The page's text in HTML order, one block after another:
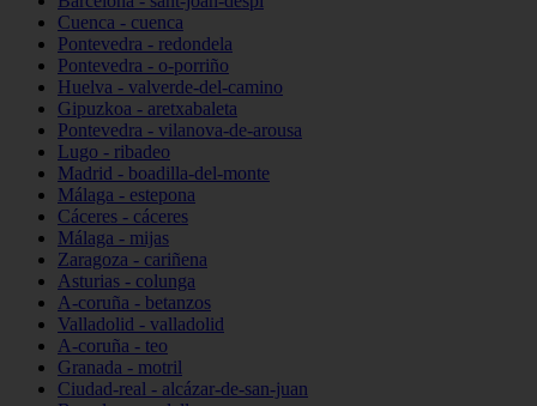
Cuenca - cuenca
Pontevedra - redondela
Pontevedra - o-porriño
Huelva - valverde-del-camino
Gipuzkoa - aretxabaleta
Pontevedra - vilanova-de-arousa
Lugo - ribadeo
Madrid - boadilla-del-monte
Málaga - estepona
Cáceres - cáceres
Málaga - mijas
Zaragoza - cariñena
Asturias - colunga
A-coruña - betanzos
Valladolid - valladolid
A-coruña - teo
Granada - motril
Ciudad-real - alcázar-de-san-juan